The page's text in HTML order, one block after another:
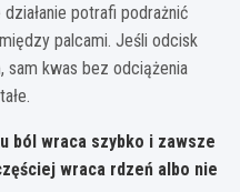
potrafi podrażnić
palcami. Jeśli odcisk
sam kwas bez odciążenia
ból wraca szybko i zawsze
wraca rdzeń albo nie